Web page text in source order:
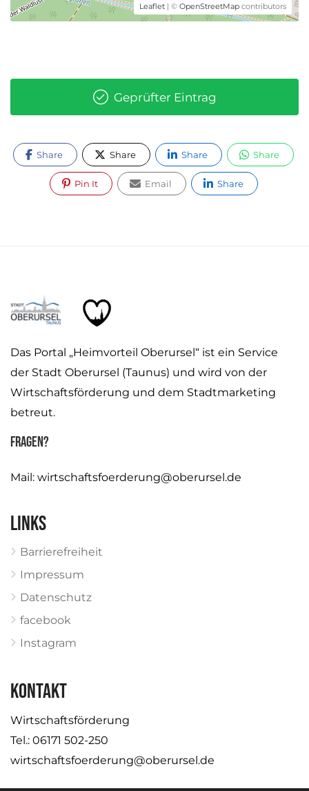
Leaflet | © OpenStreetMap contributors
Geprüfter Eintrag
Share Share Share Share
Pin It Email Share
Das Portal „Heimvorteil Oberursel“ ist ein Service
der Stadt Oberursel (Taunus) und wird von der
Wirtschaftsförderung und dem Stadtmarketing
betreut.
Fragen?
Mail: wirtschaftsfoerderung@oberursel.de
Links
Barrierefreiheit
Impressum
Datenschutz
facebook
Instagram
KONTAKT
Wirtschaftsförderung
Tel.: 06171 502-250
wirtschaftsfoerderung@oberursel.de